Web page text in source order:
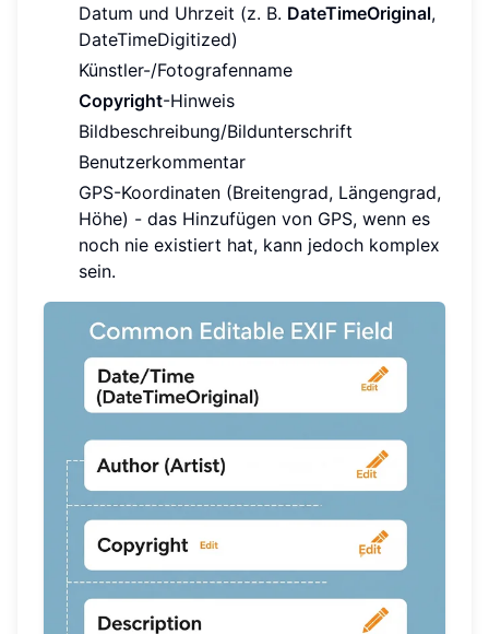
Datum und Uhrzeit (z. B. DateTimeOriginal,
DateTimeDigitized)
Künstler-/Fotografenname
Copyright-Hinweis
Bildbeschreibung/Bildunterschrift
Benutzerkommentar
GPS-Koordinaten (Breitengrad, Längengrad,
Höhe) - das Hinzufügen von GPS, wenn es
noch nie existiert hat, kann jedoch komplex
sein.